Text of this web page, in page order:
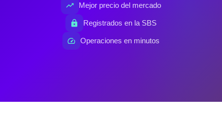
trending_up Mejor precio del mercado
lock Registrados en la SBS
speed Operaciones en minutos